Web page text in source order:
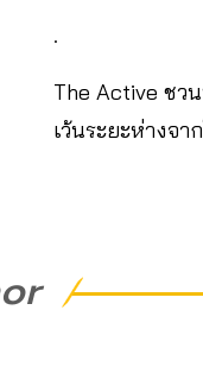
.
The Active ชว
เว้นระยะห่างจา